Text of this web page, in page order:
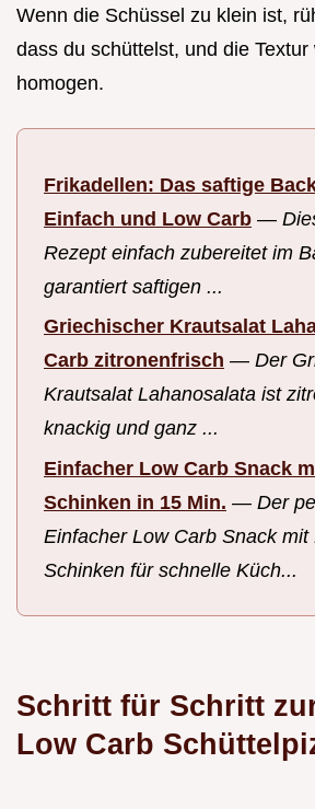
Wenn die Schüssel zu klein ist,
dass du schüttelst, und die
homogen.
Frikadellen: Das saftige
Einfach und Low Carb —
Rezept einfach zubereitet im
garantiert saftigen ...
Griechischer Krautsalat
Carb zitronenfrisch — Der
Krautsalat Lahanosalata ist
knackig und ganz ...
Einfacher Low Carb Snack
Schinken in 15 Min. — Der
Einfacher Low Carb Snack mit
Schinken für schnelle Küch...
Schritt für Schritt
Low Carb